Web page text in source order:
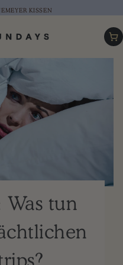
KISSEN
tun